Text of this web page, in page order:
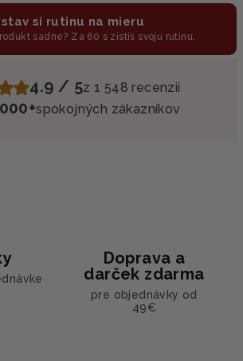
si rutinu na mieru
sadne? Za 60 s zistíš svoju rutinu.
4.9 / 5z 1 548 recenzií
spokojných zákazníkov
Doprava a
darček zdarma
pre objednávky od
49€